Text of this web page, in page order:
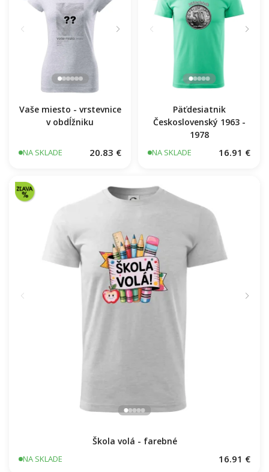
Vaše miesto - vrstevnice
v obdĺžniku
NA SKLADE 20.83 €
Päťdesiatnik
Československý 1963 -
1978
NA SKLADE 16.91 €
Škola volá - farebné
NA SKLADE 16.91 €